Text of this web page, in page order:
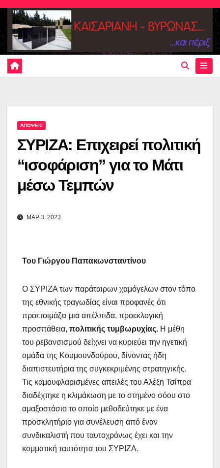
Skip
content
ΑΠΟΨΕΙΣ
ΣΥΡΙΖΑ: Επιχειρεί πολιτική
“ισοφάριση” για το Μάτι
μέσω Τεμπών
ΜΑΡ 3, 2023
Του Γιώργου Παπακωνσταντίνου
Ο ΣΥΡΙΖΑ των παράταιρων χαμόγελων στον τόπο
της εθνικής τραγωδίας είναι προφανές ότι
προετοιμάζει μια απέλπιδα, προεκλογική
προσπάθεια, πολιτικής τυμβωρυχίας. Η μέθη
του ρεβανσισμού δείχνει να κυριεύει την ηγετική
ομάδα της Κουμουνδούρου, δίνοντας ήδη
διαπιστευτήρια της συγκεκριμένης στρατηγικής.
Τις καμουφλαρισμένες απειλές του Αλέξη Τσίπρα
διαδέχτηκε η κλιμάκωση με το στημένο σόου στο
αμαξοστάσιο το οποίο μεθοδεύτηκε με ένα
προσκλητήριο για συνέλευση από έναν
συνδικαλιστή που ταυτοχρόνως έχει και την
κομματική ταυτότητα του ΣΥΡΙΖΑ.